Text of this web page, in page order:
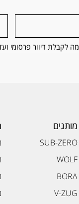
דיוור פרסומי
מותגים
SUB-ZERO
WOLF
BORA
V-ZUG